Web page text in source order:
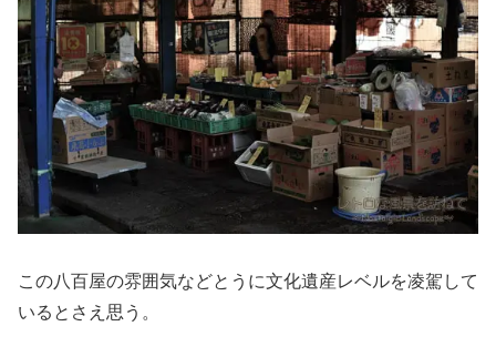
この八百屋の雰囲気などとうに文化遺産レベルを凌駕して
いるとさえ思う。